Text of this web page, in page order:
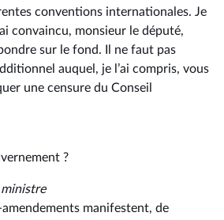
conventions internationales. Je
convaincu, monsieur le député,
sur le fond. Il ne faut pas
auquel, je l’ai compris, vous
une censure du Conseil
?
ministre
amendements manifestent, de